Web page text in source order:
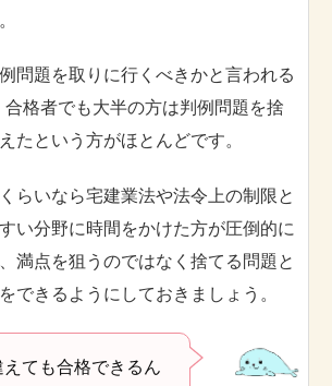
。
問題を取りに行くべきかと言われる
格者でも大半の方は判例問題を捨
たという方がほとんどです。
らいなら宅建業法や法令上の制限と
い分野に時間をかけた方が圧倒的に
満点を狙うのではなく捨てる問題と
できるようにしておきましょう。
ても合格できるん